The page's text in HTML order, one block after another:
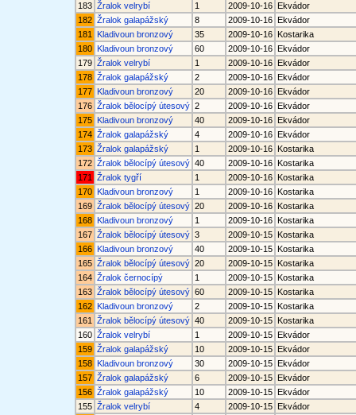
183 Žralok velrybí 1 2009-10-16 Ekvádor
182 Žralok galapážský 8 2009-10-16 Ekvádor
181
Kladivoun bronzový 35 2009-10-16 Kostarika
180 Kladivoun bronzový 60 2009-10-16 Ekvádor
179 Žralok velrybí 1 2009-10-16 Ekvádor
178 Žralok galapážský 2 2009-10-16 Ekvádor
177 Kladivoun bronzový 20 2009-10-16 Ekvádor
176 Žralok bělocípý útesový 2 2009-10-16 Ekvádor
175 Kladivoun bronzový 40 2009-10-16 Ekvádor
174 Žralok galapážský 4 2009-10-16 Ekvádor
173 Žralok galapážský 1 2009-10-16 Kostarika
172 Žralok bělocípý útesový 40 2009-10-16 Kostarika
171
Žralok tygří 1 2009-10-16 Kostarika
170 Kladivoun bronzový 1 2009-10-16 Kostarika
169 Žralok bělocípý útesový 20 2009-10-16 Kostarika
168 Kladivoun bronzový 1 2009-10-16 Kostarika
167 Žralok bělocípý útesový 3 2009-10-15 Kostarika
166 Kladivoun bronzový 40 2009-10-15 Kostarika
165 Žralok bělocípý útesový 20 2009-10-15 Kostarika
164 Žralok černocípý 1 2009-10-15 Kostarika
163 Žralok bělocípý útesový 60 2009-10-15 Kostarika
162 Kladivoun bronzový 2 2009-10-15 Kostarika
161
Žralok bělocípý útesový 40 2009-10-15 Kostarika
160 Žralok velrybí 1 2009-10-15 Ekvádor
159 Žralok galapážský 10 2009-10-15 Ekvádor
158 Kladivoun bronzový 30 2009-10-15 Ekvádor
157 Žralok galapážský 6 2009-10-15 Ekvádor
156 Žralok galapážský 10 2009-10-15 Ekvádor
155 Žralok velrybí 4 2009-10-15 Ekvádor